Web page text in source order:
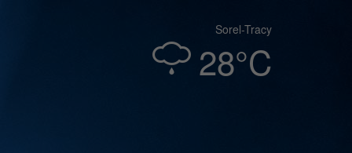
Sorel-Tracy
28°C